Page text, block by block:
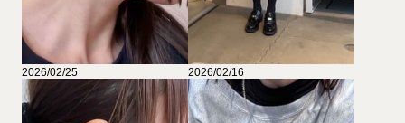
2026/02/25 2026/02/16